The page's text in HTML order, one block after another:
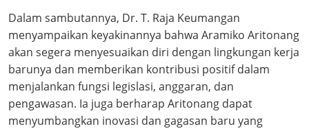
Dalam sambutannya, Dr. T. Raja Keumangan
menyampaikan keyakinannya bahwa Aramiko Aritonang
akan segera menyesuaikan diri dengan lingkungan kerja
barunya dan memberikan kontribusi positif dalam
menjalankan fungsi legislasi, anggaran, dan
pengawasan. Ia juga berharap Aritonang dapat
menyumbangkan inovasi dan gagasan baru yang